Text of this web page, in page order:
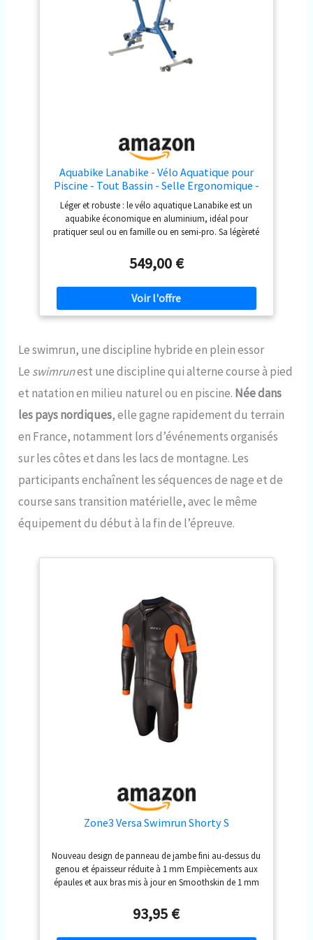
Aquabike Lanabike - Vélo Aquatique pour
Piscine - Tout Bassin - Selle Ergonomique -
Guidon Sport - Pédales Antidérapantes -
Réglages Click & Turn - Bleu - Waterflex,
Large, (WX-LANA-BL)
Léger et robuste : le vélo aquatique Lanabike est un
aquabike économique en aluminium, idéal pour
pratiquer seul ou en famille ou en semi-pro. Sa légèreté
sa mise en eau ou son enlèvement Simple d’utilisation :
sa structure ergonomique a été pensée pour optimiser
vos exercices aquatiques. La selle tout comme le
guidon sont réglables en hauteur grâce aux montants
gradués et le système Click & Turn Structure en X : la
solidité et sa légèreté ainsi que sa capacité de drainage
express pour évacuer l'eau en quelques secondes
Résistance et pédales : les pédales sont utilisables pieds
nus grâce aux foostraps confort. Le vélo possède une
hydraulique. L’aquabike vous apportera une grande
satisfaction Préconisation : votre aquabike peut rester
immergé plusieurs jours dans votre piscine. Cependant,
pour augmenter plus encore sa durée de vie, sortez-le 2
laissez sécher la journée
549,00 €
Le swimrun, une discipline hybride en plein essor
Le swimrunest une discipline qui alterne course à pied
et natation en milieu naturel ou en piscine. Née dans
les pays nordiques, elle gagne rapidement du terrain
en France, notamment lors d’événements organisés
sur les côtes et dans les lacs de montagne. Les
participants enchaînent les séquences de nage et de
course sans transition matérielle, avec le même
équipement du début à la fin de l’épreuve.
Zone3 Versa Swimrun Shorty S
Nouveau design de panneau de jambe fini au-dessus du
genou et épaisseur réduite à 1 mm Empiècements aux
épaules et aux bras mis à jour en Smoothskin de 1 mm
flexibilité Néoprène innovant Neo-Breathe pour une
respirabilité sur le dos et les aisselles. Panneaux de
flottabilité centraux de 3 mm. Fermeture éclair avant
93,95 €